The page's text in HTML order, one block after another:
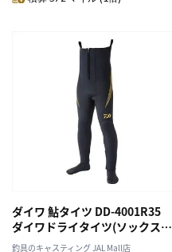
ダイワ 鮎タイツ DD-4001R35
ダイワドライタイツ(ソックス先
丸) ブラック LB
釣具のキャスティング JAL Mall店